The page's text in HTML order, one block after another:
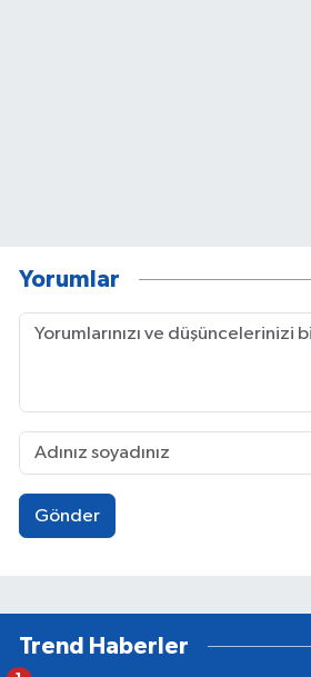
Yorumlar
Gönder
Trend Haberler